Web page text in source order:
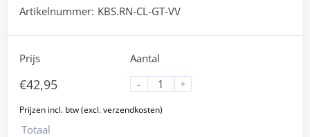
Artikelnummer: KBS.RN-CL-GT-VV
Prijs
€42,95
Aantal
-
+
Totaal